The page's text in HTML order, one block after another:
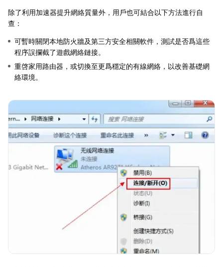
除了利用加速器提升網絡質量外，用戶也可結合以下方法進行自
查：
可暫時關閉本地防火牆及第三方安全相關軟件，測試是否爲這些
程序誤攔截了遊戲網絡鏈接。
重啓家用路由器，或切換至更爲穩定的有線網絡，以改善基礎網
絡環境。